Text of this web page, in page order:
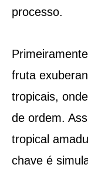
processo.
fruta
tropicais,
de ordem.
tropical
chave é